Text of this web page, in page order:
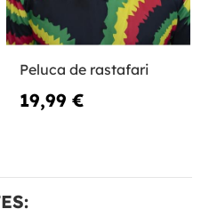
Peluca de rastafari
19,99 €